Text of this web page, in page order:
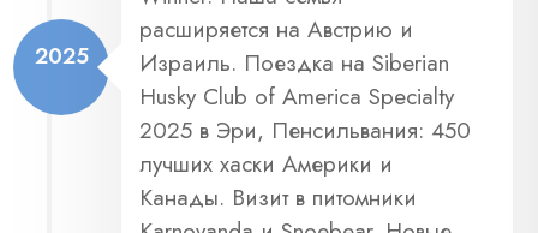
2025
расширяется на Австрию и
Израиль. Поездка на Siberian
Husky Club of America Specialty
2025 в Эри, Пенсильвания: 450
лучших хаски Америки и
Канады. Визит в питомники